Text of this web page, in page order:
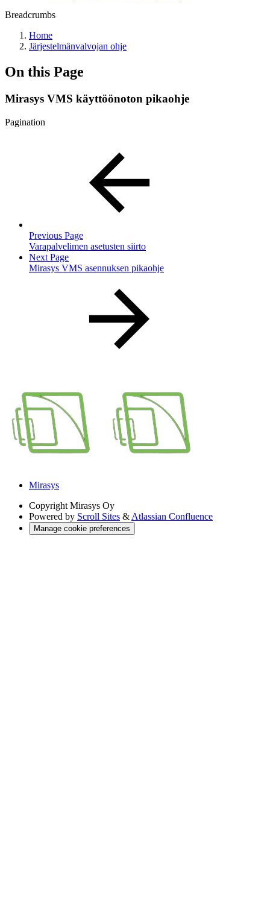
Breadcrumbs
Home
Järjestelmänvalvojan ohje
On this Page
Mirasys VMS käyttöönoton pikaohje
Pagination
Previous Page
Varapalvelimen asetusten siirto
Next Page
Mirasys VMS asennuksen pikaohje
Mirasys
Copyright Mirasys Oy
Powered by Scroll Sites & Atlassian Confluence
Manage cookie preferences